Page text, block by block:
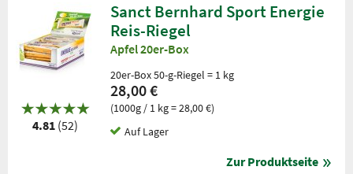
4.81 (52)
Sanct Bernhard Sport Energie
Reis-Riegel
Apfel 20er-Box
20er-Box 50-g-Riegel = 1 kg
28,00 €
(1000g / 1 kg = 28,00 €)
Auf Lager
Zur Produktseite